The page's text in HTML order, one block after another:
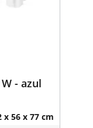
- azul
x 56 x 77 cm